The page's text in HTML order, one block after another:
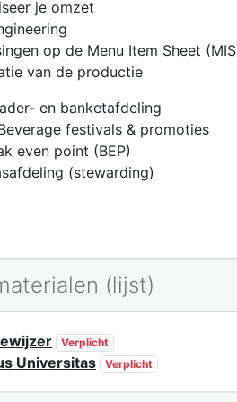
je omzet
op de Menu Item Sheet
van de productie
en banketafdeling
festivals & promoties
even point (BEP)
(stewarding)
(lijst)
Verplicht
Universitas Verplicht